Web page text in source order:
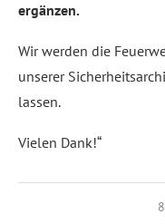
ergänzen.
Wir werden die
unserer
lassen.
Vielen Dank!“